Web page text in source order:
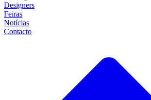
Designers
Feiras
Notícias
Contacto